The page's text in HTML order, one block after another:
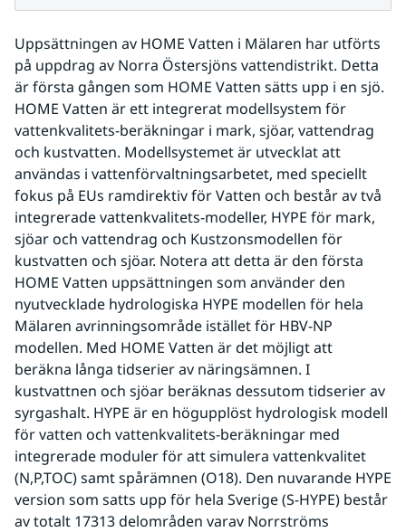
Uppsättningen av HOME Vatten i Mälaren har utförts
på uppdrag av Norra Östersjöns vattendistrikt. Detta
är första gången som HOME Vatten sätts upp i en sjö.
HOME Vatten är ett integrerat modellsystem för
vattenkvalitets-beräkningar i mark, sjöar, vattendrag
och kustvatten. Modellsystemet är utvecklat att
användas i vattenförvaltningsarbetet, med speciellt
fokus på EUs ramdirektiv för Vatten och består av två
integrerade vattenkvalitets-modeller, HYPE för mark,
sjöar och vattendrag och Kustzonsmodellen för
kustvatten och sjöar. Notera att detta är den första
HOME Vatten uppsättningen som använder den
nyutvecklade hydrologiska HYPE modellen för hela
Mälaren avrinningsområde istället för HBV-NP
modellen. Med HOME Vatten är det möjligt att
beräkna långa tidserier av näringsämnen. I
kustvattnen och sjöar beräknas dessutom tidserier av
syrgashalt. HYPE är en högupplöst hydrologisk modell
för vatten och vattenkvalitets-beräkningar med
integrerade moduler för att simulera vattenkvalitet
(N,P,TOC) samt spårämnen (O18). Den nuvarande HYPE
version som satts upp för hela Sverige (S-HYPE) består
av totalt 17313 delområden varav Norrströms